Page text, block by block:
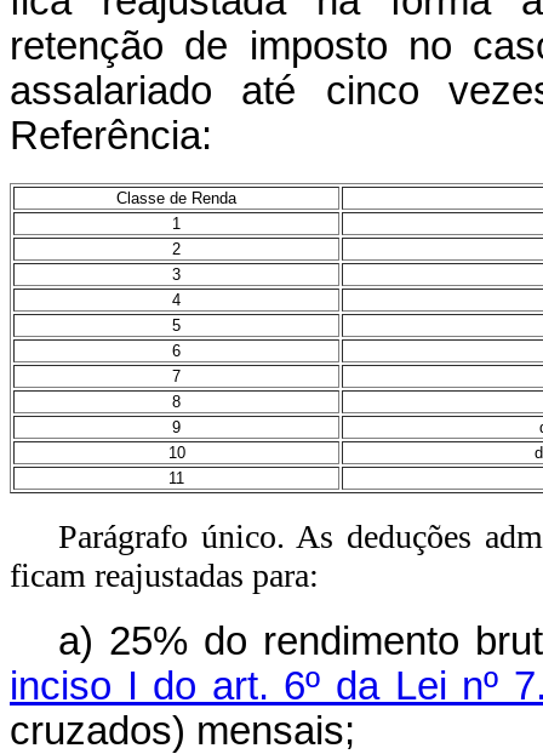
retenção de imposto no
assalariado até cinco
Referência:
Classe de Renda
1
2
3
4
5
6
7
8
9
10
11
Parágrafo único. As deduções
ficam reajustadas para:
a) 25% do rendimento
inciso I do art. 6º da Lei nº
cruzados) mensais;